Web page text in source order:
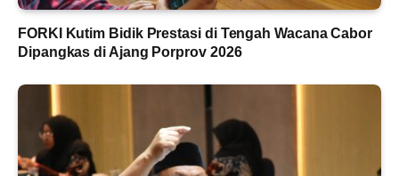
FORKI Kutim Bidik Prestasi di Tengah Wacana Cabor
Dipangkas di Ajang Porprov 2026